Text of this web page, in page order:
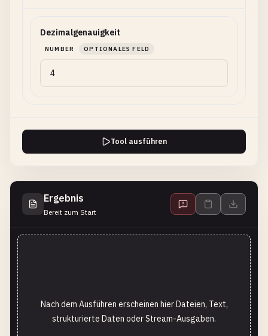
Dezimalgenauigkeit
NUMBER OPTIONALES FELD
Tool ausführen
Ergebnis
Bereit zum Start
Nach dem Ausführen erscheinen hier Dateien, Text,
strukturierte Daten oder Stream-Ausgaben.